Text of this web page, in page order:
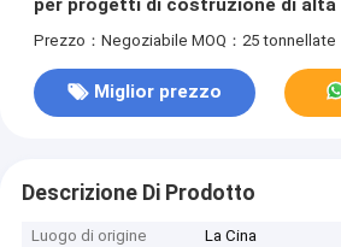
per progetti di costruzione di alta
Prezzo：Negoziabile MOQ：25 tonnellate
Miglior prezzo
Descrizione Di Prodotto
Luogo di origine
La Cina